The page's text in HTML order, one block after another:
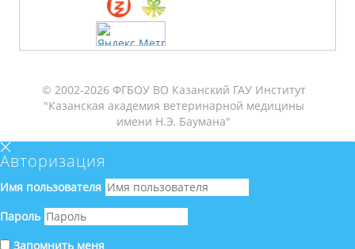
© 2002-2026 ФГБОУ ВО Казанский ГАУ Институт
"Казанская академия ветеринарной медицины
имени Н.Э. Баумана"
Авторизация
Имя пользователя
Пароль
Запомнить меня